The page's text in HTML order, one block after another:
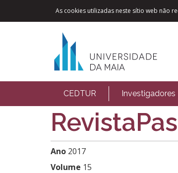
As cookies utilizadas neste sítio web não
CEDTUR Investigadores
Ano 2017
Volume 15